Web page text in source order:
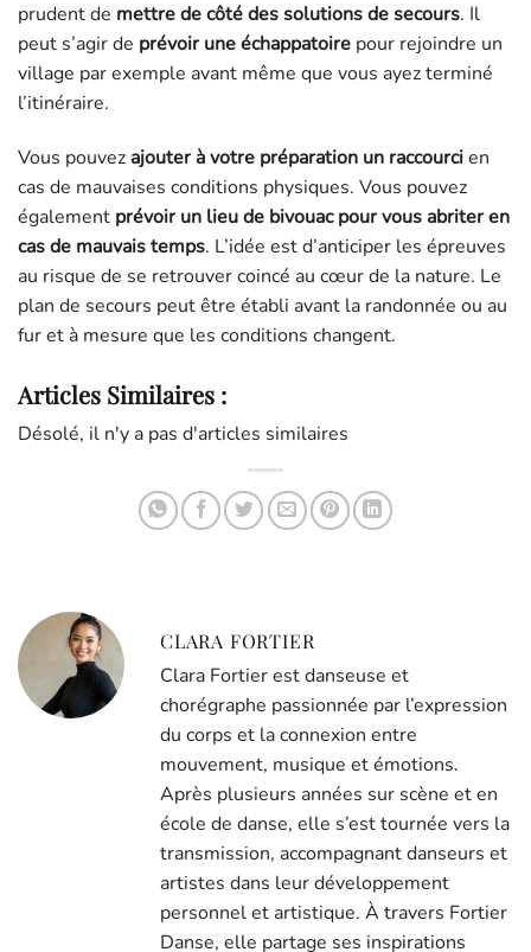
prudent de mettre de côté des solutions de secours. Il
peut s’agir de prévoir une échappatoire pour rejoindre un
village par exemple avant même que vous ayez terminé
l’itinéraire.
Vous pouvez ajouter à votre préparation un raccourcien
cas de mauvaises conditions physiques. Vous pouvez
également prévoir un lieu de bivouac pour vous abriter en
cas de mauvais temps. L’idée est d’anticiper les épreuves
au risque de se retrouver coincé au cœur de la nature. Le
plan de secours peut être établi avant la randonnée ou au
fur et à mesure que les conditions changent.
Articles Similaires :
Désolé, il n'y a pas d'articles similaires
CLARA FORTIER
Clara Fortier est danseuse et
chorégraphe passionnée par l’expression
du corps et la connexion entre
mouvement, musique et émotions.
Après plusieurs années sur scène et en
école de danse, elle s’est tournée vers la
transmission, accompagnant danseurs et
artistes dans leur développement
personnel et artistique. À travers Fortier
Danse, elle partage ses inspirations